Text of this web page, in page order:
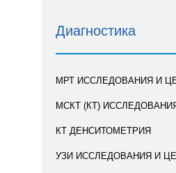
Диагностика
МРТ ИССЛЕДОВАНИЯ И
МСКТ (КТ)
КТ ДЕНСИТОМЕТРИЯ
УЗИ ИССЛЕДОВАНИЯ И